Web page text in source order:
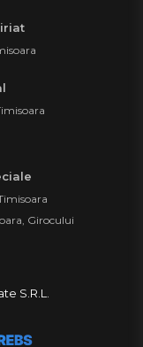
Girocului
S.R.L.